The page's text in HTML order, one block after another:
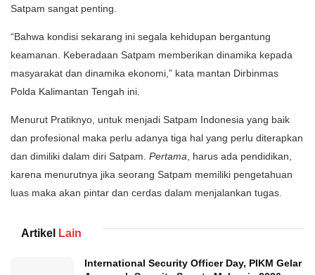
Satpam sangat penting.
“Bahwa kondisi sekarang ini segala kehidupan bergantung
keamanan. Keberadaan Satpam memberikan dinamika kepada
masyarakat dan dinamika ekonomi,” kata mantan Dirbinmas
Polda Kalimantan Tengah ini.
Menurut Pratiknyo, untuk menjadi Satpam Indonesia yang baik
dan profesional maka perlu adanya tiga hal yang perlu diterapkan
dan dimiliki dalam diri Satpam. Pertama , harus ada pendidikan,
karena menurutnya jika seorang Satpam memiliki pengetahuan
luas maka akan pintar dan cerdas dalam menjalankan tugas.
Artikel Lain
International Security Officer Day, PIKM Gelar